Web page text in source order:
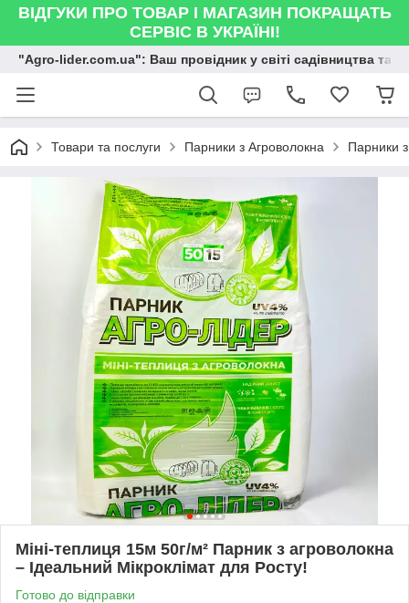
ВІДГУКИ ПРО ТОВАР І МАГАЗИН ПОКРАЩАТЬ
СЕРВІС В УКРАЇНІ!
"Agro-lider.com.ua": Ваш провідник у світі садівництва та
Товари та послуги Парники з Агроволокна Парники
Міні-теплиця 15м 50г/м² Парник з агроволокна
– Ідеальний Мікроклімат для Росту!
Готово до відправки